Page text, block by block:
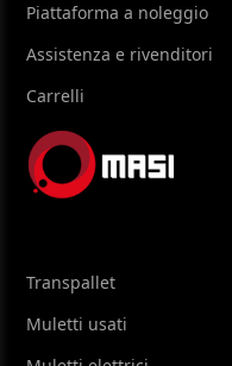
Piattaforma a noleggio
Assistenza e rivenditori
Carrelli
Transpallet
Muletti usati